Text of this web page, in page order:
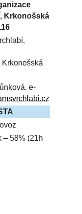
Krkonošská
e-
svrchlabi.cz
– 58% (21h